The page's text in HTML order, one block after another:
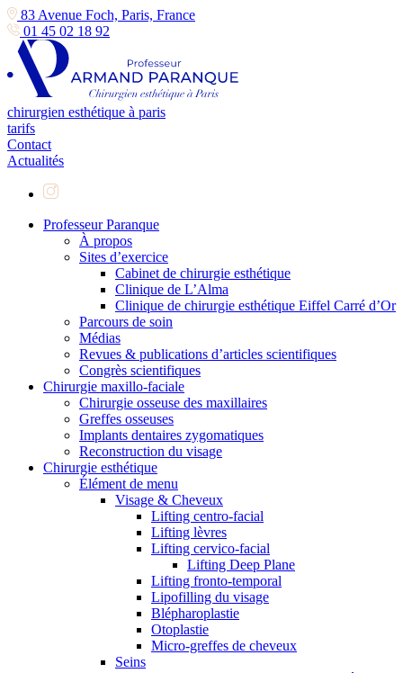
83 Avenue Foch, Paris, France
01 45 02 18 92
chirurgien esthétique à paris
tarifs
Contact
Actualités
Professeur Paranque
À propos
Sites d’exercice
Cabinet de chirurgie esthétique
Clinique de L’Alma
Clinique de chirurgie esthétique Eiffel Carré d’Or
Parcours de soin
Médias
Revues & publications d’articles scientifiques
Congrès scientifiques
Chirurgie maxillo-faciale
Chirurgie osseuse des maxillaires
Greffes osseuses
Implants dentaires zygomatiques
Reconstruction du visage
Chirurgie esthétique
Élément de menu
Visage & Cheveux
Lifting centro-facial
Lifting lèvres
Lifting cervico-facial
Lifting Deep Plane
Lifting fronto-temporal
Lipofilling du visage
Blépharoplastie
Otoplastie
Micro-greffes de cheveux
Seins